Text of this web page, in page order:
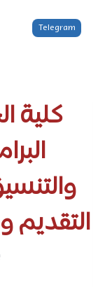
المحتوى
Telegram
كلية
التقديم